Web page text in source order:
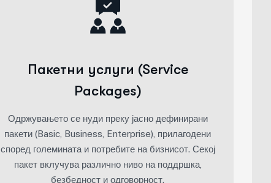
Пакетни услуги (Service
Packages)
Одржувањето се нуди преку јасно дефинирани
пакети (Basic, Business, Enterprise), прилагодени
според големината и потребите на бизнисот. Секој
пакет вклучува различно ниво на поддршка,
безбедност и одговорност.